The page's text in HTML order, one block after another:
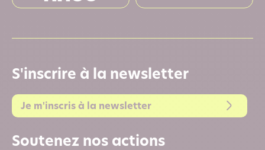
S'inscrire à la newsletter
Je m'inscris à la newsletter
Soutenez nos actions